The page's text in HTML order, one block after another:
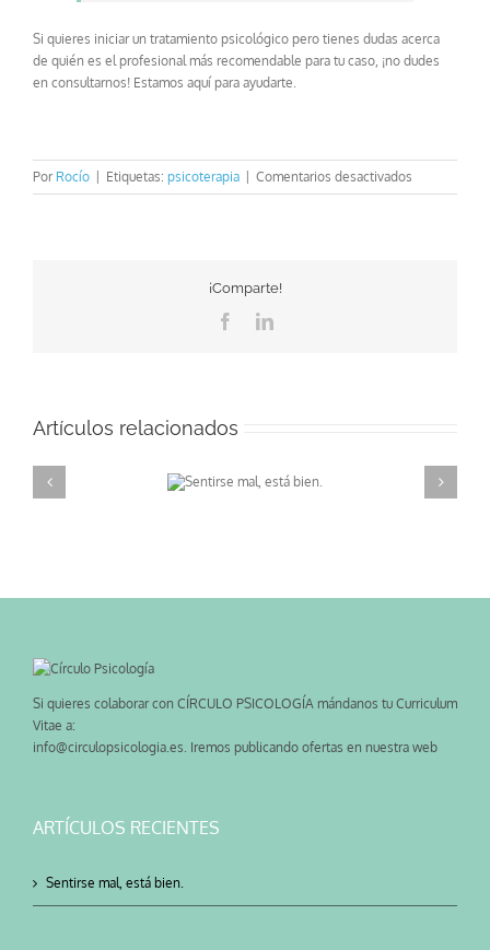
Si quieres iniciar un tratamiento psicológico pero tienes dudas acerca
de quién es el profesional más recomendable para tu caso, ¡no dudes
en consultarnos! Estamos aquí para ayudarte.
PorRocío Etiquetas: psicoterapia Comentarios desactivados
Diferencias
¡Comparte!
FacebookLinkedIn
Artículos relacionados
Si quieres colaborar con CÍRCULO PSICOLOGÍA mándanos tu Curriculum
Vitae a:
info@circulopsicologia.es. Iremos publicando ofertas en nuestra web
ARTÍCULOS RECIENTES
Sentirse mal, está bien.